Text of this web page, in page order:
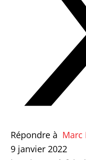
Répondre à Marc
9 janvier 2022